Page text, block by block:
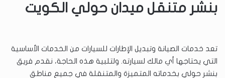
بنشر متنقل ميدان حولي الكويت
تعد خدمات الصيانة وتبديل الإطارات للسيارات من الخدمات الأساسية
التي يحتاجها أي مالك لسيارته. ولتلبية هذه الحاجة، نقدم فريق
بنشر حولي بخدماته المتميزة والمتنقلة في جميع مناطق